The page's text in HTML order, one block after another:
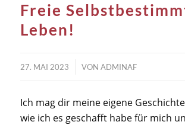
Freie
Leben!
27. MAI 2023 VON ADMINAF
Ich mag dir meine eigene
wie ich es geschafft habe für mich